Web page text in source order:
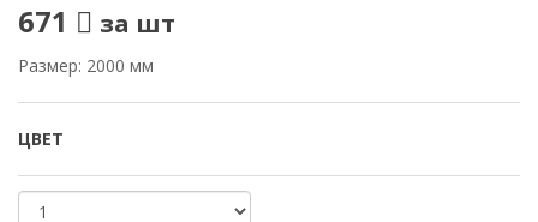
671 за шт
Размер: 2000 мм
ЦВЕТ